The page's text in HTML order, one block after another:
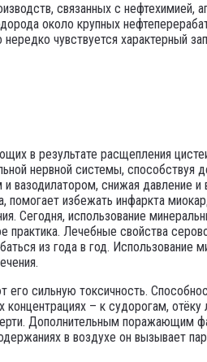
связанных с
около крупных
чувствуется характерный
в результате расщепления
нервной системы,
вазодилатором, снижая давление
избежать инфаркта
Сегодня, использование
практика. Лечебные свойства
из года в год. Использование
сильную токсичность.
– к судорогам,
Дополнительным поражающим
в воздухе он вызывает